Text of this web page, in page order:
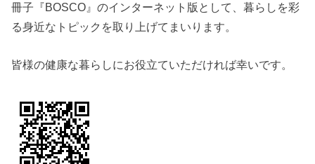
冊子『BOSCO』のインターネット版として、暮らしを彩
る身近なトピックを取り上げてまいります。
皆様の健康な暮らしにお役立ていただければ幸いです。